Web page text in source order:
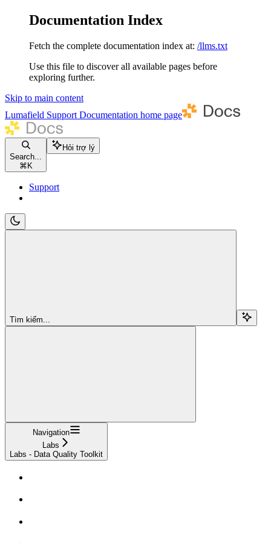
Documentation Index
Fetch the complete documentation index at: /llms.txt
Use this file to discover all available pages before
exploring further.
Skip to main content
Lumafield Support Documentation home page
Search...
⌘ K
Hỏi trợ lý
Support
Tìm kiếm...
Navigation
Labs
Labs - Data Quality Toolkit